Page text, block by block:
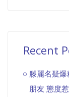
Recent
滕麗名疑
朋友 態度